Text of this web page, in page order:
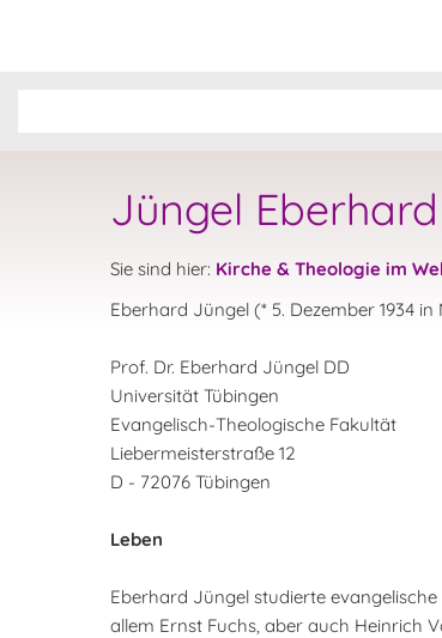
Jüngel Eberhard
Sie sind hier: Kirche & Theologie im
Eberhard Jüngel (* 5. Dezember 1934
Prof. Dr. Eberhard Jüngel DD
Universität Tübingen
Evangelisch-Theologische Fakultät
Liebermeisterstraße 12
D - 72076 Tübingen
Leben
Eberhard Jüngel studierte
allem Ernst Fuchs, aber auch Heinrich